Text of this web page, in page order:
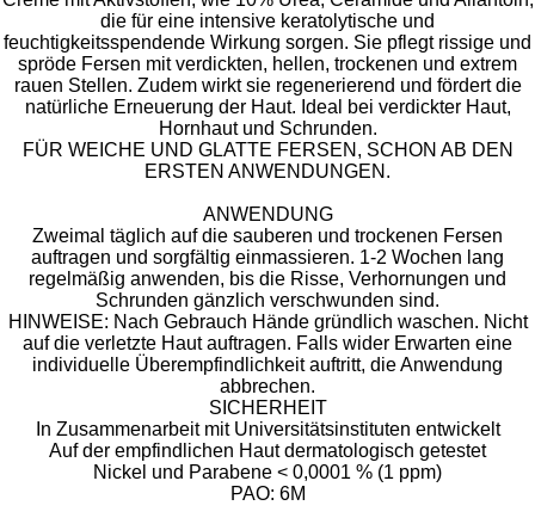
die für eine intensive keratolytische und
feuchtigkeitsspendende Wirkung sorgen. Sie pflegt rissige und
spröde Fersen mit verdickten, hellen, trockenen und extrem
rauen Stellen. Zudem wirkt sie regenerierend und fördert die
natürliche Erneuerung der Haut. Ideal bei verdickter Haut,
Hornhaut und Schrunden.
FÜR WEICHE UND GLATTE FERSEN, SCHON AB DEN
ERSTEN ANWENDUNGEN.
ANWENDUNG
​Zweimal täglich auf die sauberen und trockenen Fersen
auftragen und sorgfältig einmassieren. 1-2 Wochen lang
regelmäßig anwenden, bis die Risse, Verhornungen und
Schrunden gänzlich verschwunden sind.
HINWEISE: Nach Gebrauch Hände gründlich waschen. Nicht
auf die verletzte Haut auftragen. Falls wider Erwarten eine
individuelle Überempfindlichkeit auftritt, die Anwendung
abbrechen.
SICHERHEIT
​In Zusammenarbeit mit Universitätsinstituten entwickelt
Auf der empfindlichen Haut dermatologisch getestet
Nickel und Parabene < 0,0001 % (1 ppm)
PAO: 6M